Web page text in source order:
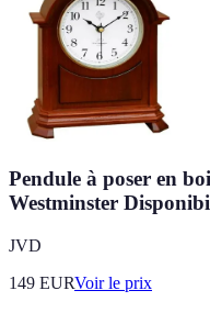
Pendule à poser en
Westminster
JVD
149 EURVoir le prix